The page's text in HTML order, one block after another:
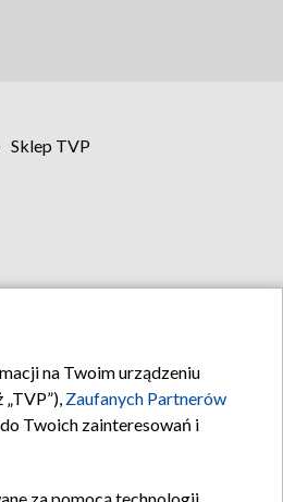
Sklep TVP
na Twoim urządzeniu
Zaufanych Partnerów
Twoich zainteresowań i